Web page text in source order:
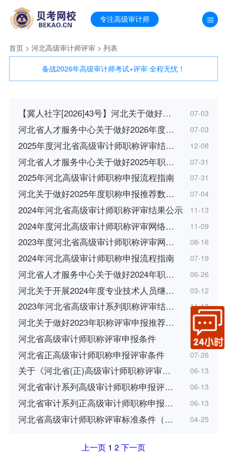
专注高级审计师
首页> 河北高级审计师评审 > 列表
备战2026年高级审计师考试+评审·全程无忧！
【冀人社字[2026]43号】河北关于做好… 07-03
河北省人才服务中心关于做好2026年度… 07-03
2025年度河北省高级审计师职称评审结… 12-08
河北省人才服务中心关于做好2025年职… 07-31
2025年河北高级审计师职称申报流程指南 07-31
河北关于做好2025年度职称申报推荐数… 07-04
2024年河北省高级审计师职称评审结果公示 11-13
2024年度河北高级审计师职称评审网络… 11-09
2023年度河北省高级审计师职称评审网… 08-16
2024年河北高级审计师职称申报流程指南 07-19
河北省人才服务中心关于做好2024年职… 06-26
河北关于开展2024年度专业技术人员继… 03-12
2023年河北省高级审计系列职称评审结… 11-13
河北关于做好2023年职称评审申报推荐… 08-17
河北省高级审计师职称评审申报条件 07-26
河北省正高级审计师职称申报评审条件 07-26
关于《河北省(正)高级审计师职称评审… 06-13
河北省审计系列高级审计师职称申报评… 06-13
河北省审计系列正高级审计师职称申报… 06-13
河北省高级审计师职称评审标准条件（… 04-25
上一页 1 2下一页